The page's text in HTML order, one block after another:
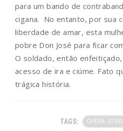
para um bando de
cigana. No entanto, por sua
liberdade de amar, esta
pobre Don José para ficar
O soldado, então
acesso de ira e ciúme. Fato
trágica história.
TAGS: ÓPERA